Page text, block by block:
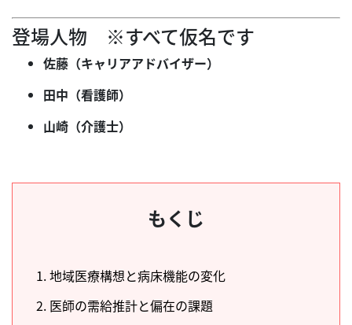
登場人物 ※すべて仮名です
佐藤（キャリアアドバイザー）
田中（看護師）
山崎（介護士）
もくじ
1. 地域医療構想と病床機能の変化
2. 医師の需給推計と偏在の課題